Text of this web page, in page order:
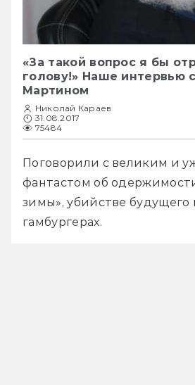
«За такой вопрос я бы
голову!» Наше
Мартином
Николай Караев
31.08.2017
75484
Поговорили с великим и
фантастом об
зимы», убийстве
гамбургерах.